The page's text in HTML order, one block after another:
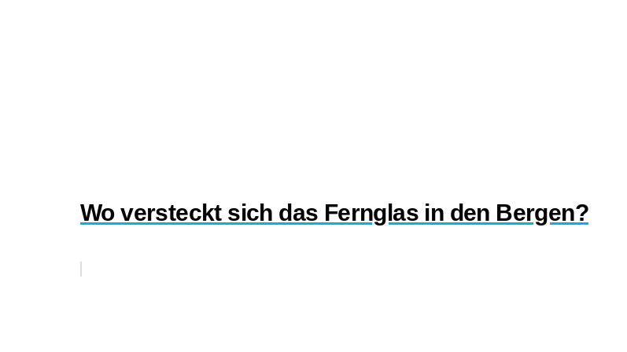
Wo versteckt sich das Fernglas in den Bergen?